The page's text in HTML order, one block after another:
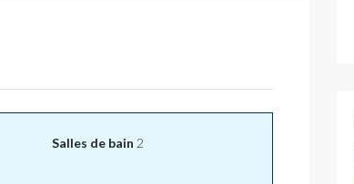
Salles de bain 2